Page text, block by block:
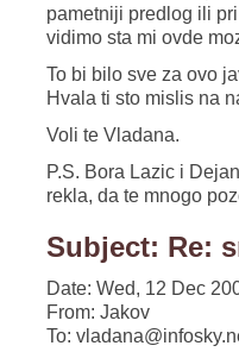
pametniji predlog ili
vidimo sta mi ovde
To bi bilo sve za ovo
Hvala ti sto mislis na
Voli te Vladana.
P.S. Bora Lazic i
rekla, da te mnogo
Subject: Re:
Date: Wed, 12 Dec
From: Jakov
To: